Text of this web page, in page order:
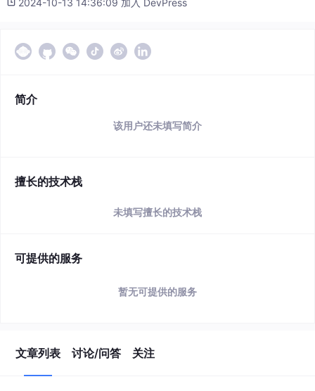
2024-10-13 14:36:09 加入 DevPress
简介
该用户还未填写简介
擅长的技术栈
未填写擅长的技术栈
可提供的服务
暂无可提供的服务
文章列表 讨论/问答 关注